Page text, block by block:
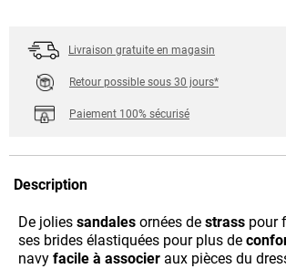
Livraison gratuite en magasin
Retour possible sous 30 jours*
Paiement 100% sécurisé
Description
De jolies sandales ornées de strass pour
ses brides élastiquées pour plus de
navy facile à associer aux pièces du